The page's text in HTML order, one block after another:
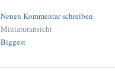
Neuen Kommentar schreiben
Miniaturansicht
Biggest